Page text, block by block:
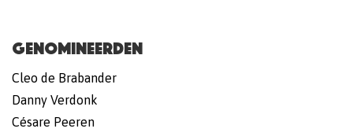
Genomineerden
Cleo de Brabander
Danny Verdonk
Césare Peeren